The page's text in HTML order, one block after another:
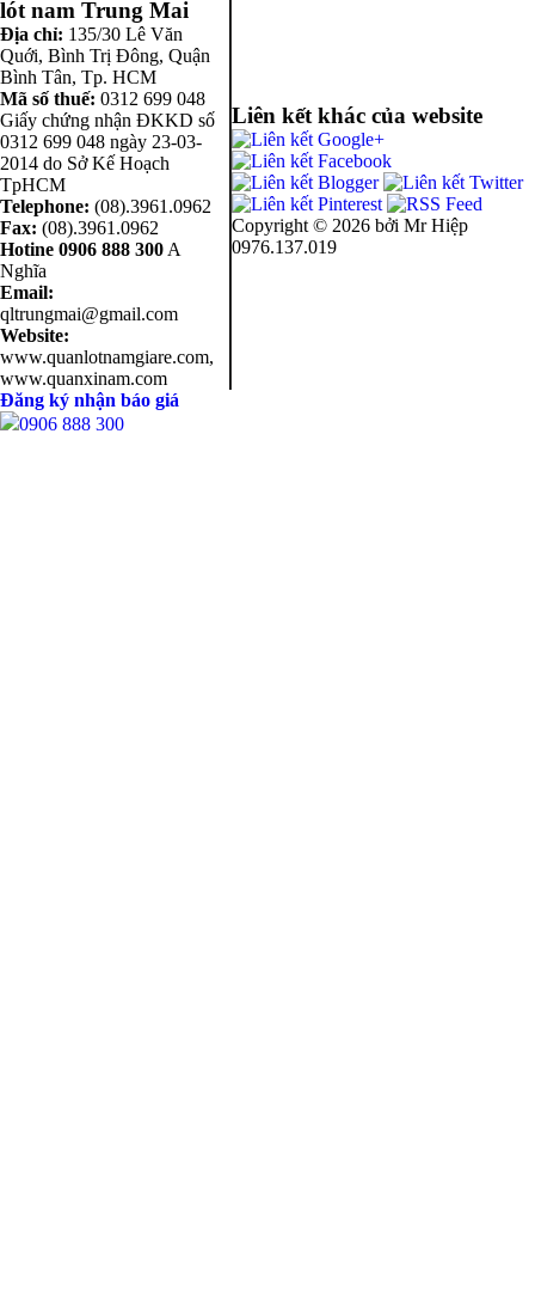
lót nam Trung Mai
Địa chỉ: 135/30 Lê Văn
Quới, Bình Trị Đông, Quận
Bình Tân, Tp. HCM
Mã số thuế: 0312 699 048
Giấy chứng nhận ĐKKD số
0312 699 048 ngày 23-03-
2014 do Sở Kế Hoạch
TpHCM
Telephone: (08).3961.0962
Fax: (08).3961.0962
Hotine 0906 888 300 A
Nghĩa
Email:
qltrungmai@gmail.com
Website:
www.quanlotnamgiare.com,
www.quanxinam.com
Liên kết khác của website
Copyright © 2026 bởi Mr Hiệp
0976.137.019
Đăng ký nhận báo giá
0906 888 300